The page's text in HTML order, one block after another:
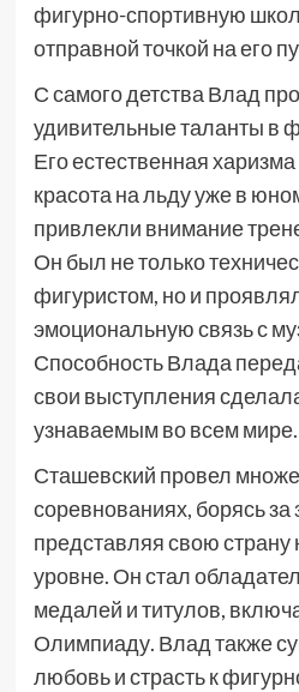
фигурно-спортивную
отправной точкой на его
С самого детства Влад
удивительные таланты в
Его естественная
красота на льду уже в
привлекли внимание
Он был не только
фигуристом, но и
эмоциональную связь с
Способность Влада
свои выступления
узнаваемым во всем мире.
Сташевский провел
соревнованиях, борясь
представляя свою
уровне. Он стал
медалей и титулов,
Олимпиаду. Влад также
любовь и страсть к